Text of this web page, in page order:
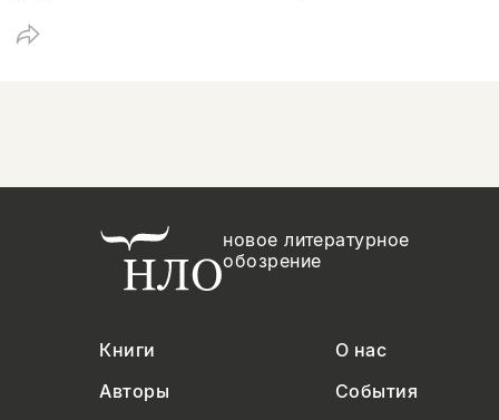
новое литературное
обозрение
Книги
О нас
Авторы
События